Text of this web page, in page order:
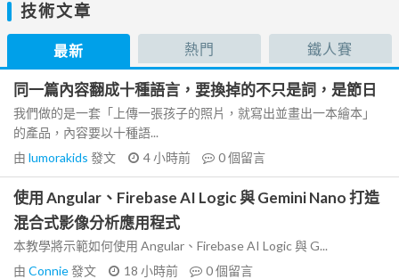
技術文章
最新 熱門 鐵人賽
同一篇內容翻成十種語言，要換掉的不只是詞，是節日
我們做的是一套「上傳一張孩子的照片，就寫出並畫出一本繪本」
的產品，內容要以十種語...
由 lumorakids 發文 4 小時前 0個留言
使用 Angular、Firebase AI Logic 與 Gemini Nano 打造
混合式影像分析應用程式
本教學將示範如何使用 Angular、Firebase AI Logic 與 G...
由 Connie發文 18 小時前 0個留言